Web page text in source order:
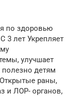
по здоровью
3 лет Укрепляет
улучшает
детям
раны,
и ЛОР- органов,